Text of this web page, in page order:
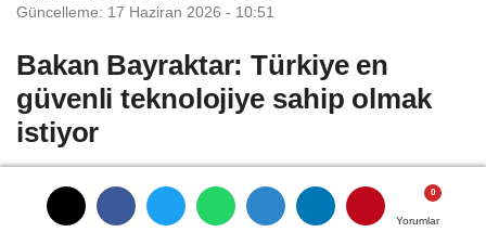
Yorumlar
Yorumlar
Yorumlar
Güncelleme: 17 Haziran 2026 - 10:51
Bakan Bayraktar: Türkiye en
güvenli teknolojiye sahip olmak
istiyor
ROMANYA, (DHA) - ENERJİ ve Tabii
Kaynaklar Bakanı Alparslan Bayraktar,Yorumlar